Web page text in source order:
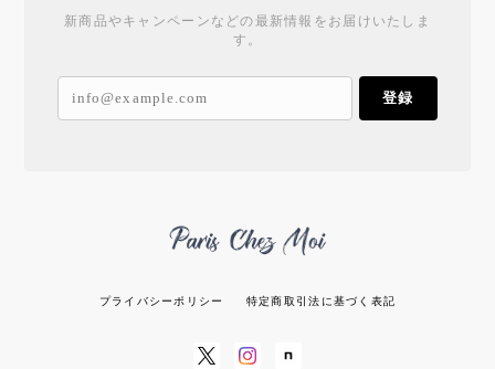
新商品やキャンペーンなどの最新情報をお届けいたしま
す。
登録
プライバシーポリシー 特定商取引法に基づく表記